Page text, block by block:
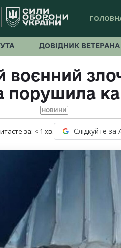
ДОВІДНИК ВЕТЕРАНА
воєнний
порушила
НОВИНИ
за: < 1 хв. Слідкуйте